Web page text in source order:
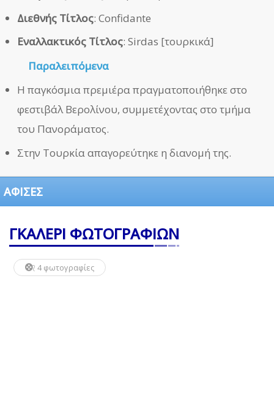
Διεθνής Τίτλος: Confidante
Εναλλακτικός Τίτλος: Sirdas [τουρκικά]
Παραλειπόμενα
Η παγκόσμια πρεμιέρα πραγματοποιήθηκε στο
φεστιβάλ Βερολίνου, συμμετέχοντας στο τμήμα
του Πανοράματος.
Στην Τουρκία απαγορεύτηκε η διανομή της.
ΑΦΙΣΕΣ
ΓΚΑΛΕΡΙ ΦΩΤΟΓΡΑΦΙΩΝ
4 φωτογραφίες